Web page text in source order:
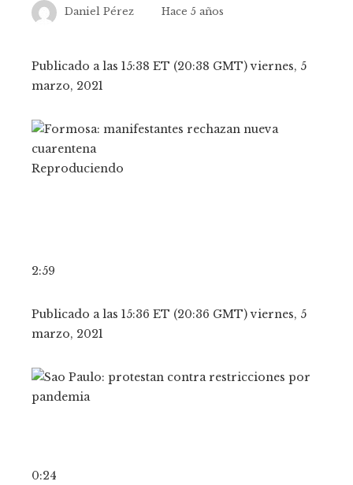
Daniel Pérez Hace 5 años
Publicado a las 15:38 ET (20:38 GMT) viernes, 5
marzo, 2021
Reproduciendo
2:59
Publicado a las 15:36 ET (20:36 GMT) viernes, 5
marzo, 2021
0:24